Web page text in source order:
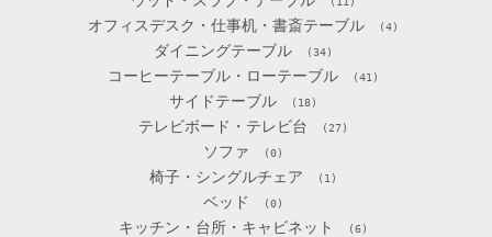
オフィスデスク・仕事机・書斎テーブル (4)
ダイニングテーブル (34)
コーヒーテーブル・ローテーブル (41)
サイドテーブル (18)
テレビボード・テレビ台 (27)
ソファ (0)
椅子・シングルチェア (1)
ベッド (0)
キッチン・台所・キャビネット (6)